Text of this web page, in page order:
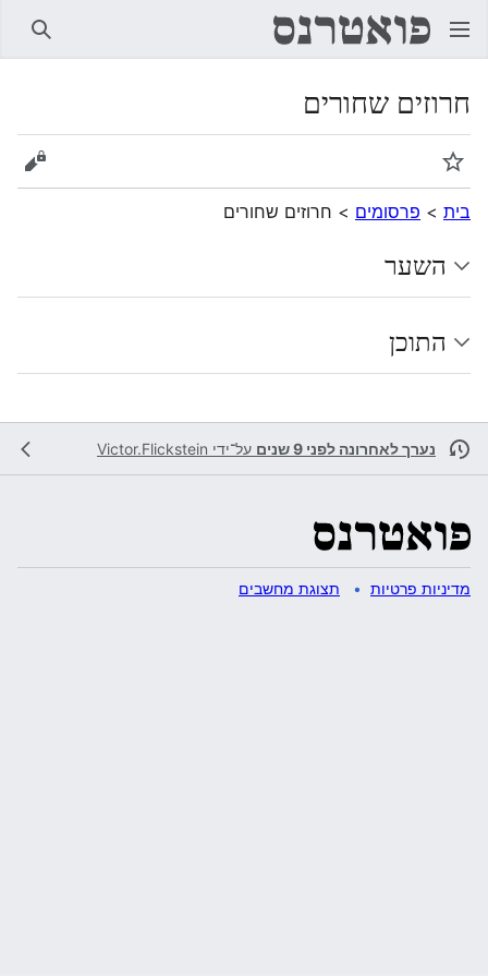
חרוזים שחורים
מעקב
בית > פרסומים > חרוזים שחורים
השער
התוכן
נערך לאחרונה לפני 9 שנים על־ידי Victor.Flickstein
מדיניות פרטיות תצוגת מחשבים